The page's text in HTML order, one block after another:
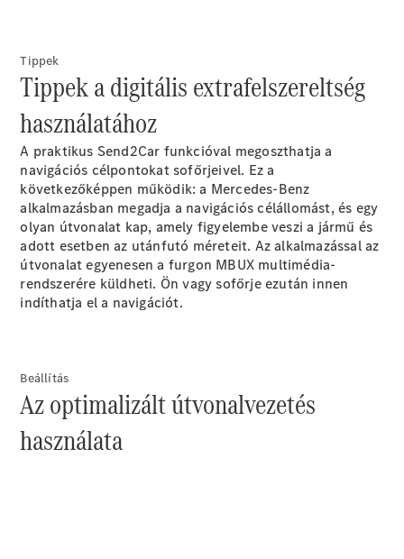
alváz gyári
platóval
Konfigurátor
Online
Bemutatóterem
Vito
Vito Mixto
Vito Tourer
Konfigurátor
Tippek
Tippek a digitális extrafelszereltség
használatához
A praktikus Send2Car funkcióval megoszthatja a
navigációs célpontokat sofőrjeivel. Ez a
következőképpen működik: a Mercedes-Benz
alkalmazásban megadja a navigációs célállomást, és egy
olyan útvonalat kap, amely figyelembe veszi a jármű és
adott esetben az utánfutó méreteit. Az alkalmazással az
útvonalat egyenesen a furgon MBUX multimédia-
rendszerére küldheti. Ön vagy sofőrje ezután innen
indíthatja el a navigációt.
Beállítás
Az optimalizált útvonalvezetés
használata